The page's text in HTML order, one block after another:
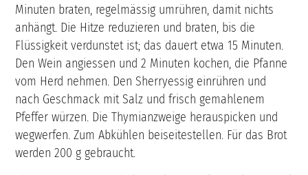
Minuten braten, regelmässig umrühren, damit nichts
anhängt. Die Hitze reduzieren und braten, bis die
Flüssigkeit verdunstet ist; das dauert etwa 15 Minuten.
Den Wein angiessen und 2 Minuten kochen, die Pfanne
vom Herd nehmen. Den Sherryessig einrühren und
nach Geschmack mit Salz und frisch gemahlenem
Pfeffer würzen. Die Thymianzweige herauspicken und
wegwerfen. Zum Abkühlen beiseitestellen. Für das Brot
werden 200 g gebraucht.